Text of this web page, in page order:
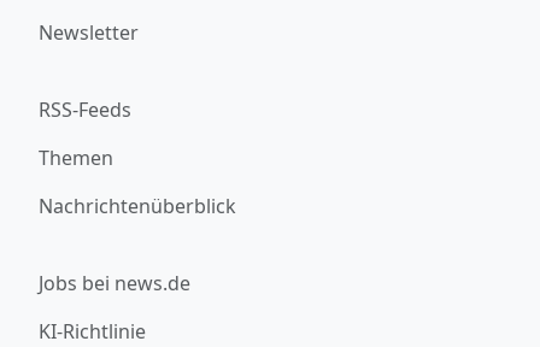
Newsletter
RSS-Feeds
Themen
Nachrichtenüberblick
Jobs bei news.de
KI-Richtlinie